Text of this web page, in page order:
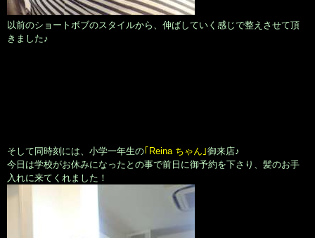
以前のショートボブのスタイルから、伸ばしていく感じで整えさせて頂
きました♪
そして同時刻には、小学一年生の｢Reina ちゃん｣御来店♪
今日は学校がお休みになったとの事で前日に御予約を下さり、髪のお手
入れに来てくれました！